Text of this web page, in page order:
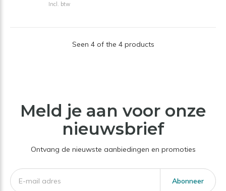
Incl. btw
Seen 4 of the 4 products
Meld je aan voor onze
nieuwsbrief
Ontvang de nieuwste aanbiedingen en promoties
Abonneer